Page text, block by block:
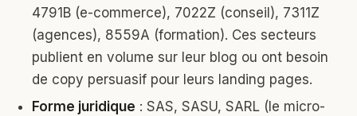
4791B (e-commerce), 7022Z (conseil), 7311Z
(agences), 8559A (formation). Ces secteurs
publient en volume sur leur blog ou ont besoin
de copy persuasif pour leurs landing pages.
Forme juridique : SAS, SASU, SARL (le micro-